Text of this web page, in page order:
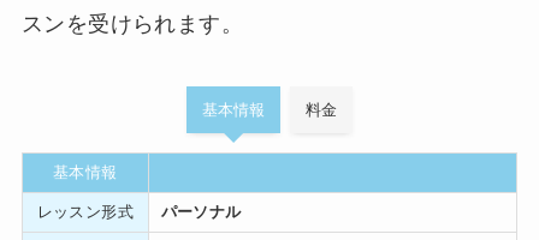
スンを受けられます。
基本情報 料金
基本情報
レッスン形式 パーソナル